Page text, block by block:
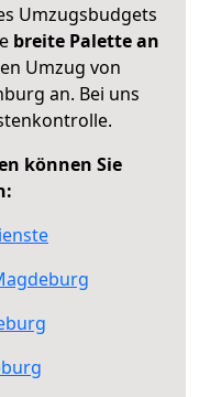
Umzugsbudgets
breite Palette an
Umzug von
an. Bei uns
können Sie